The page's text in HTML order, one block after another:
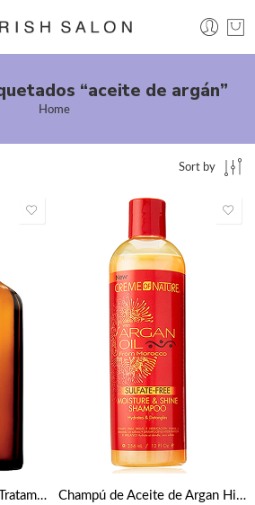
“aceite de argán”
Home
Sort by
Moroccanoil Aceite de Tratamiento Light 25 ml Champú de Aceite de Argan Hidratación y Brillo 354 ml de Creme Of Nature